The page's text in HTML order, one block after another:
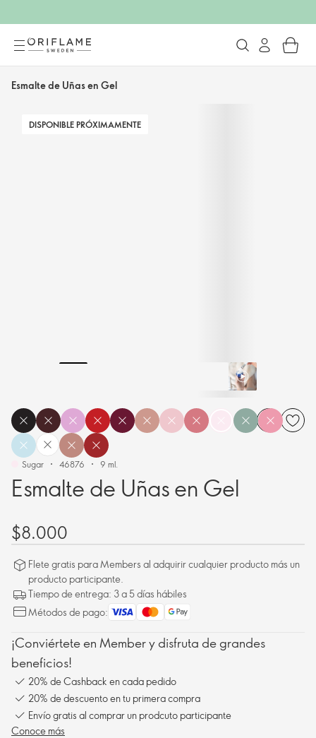
Esmalte de Uñas en Gel
DISPONIBLE PRÓXIMAMENTE
Esmalte de Uñas en Gel
Sugar 46876 9 ml.
$8.000
Flete gratis para Members al adquirir cualquier producto más un
producto participante.
Tiempo de entrega: 3 a 5 días hábiles
Métodos de pago:
¡Conviértete en Member y disfruta de grandes
beneficios!
20% de Cashback en cada pedido
20% de descuento en tu primera compra
Envío gratis al comprar un prodcuto participante
Conoce más